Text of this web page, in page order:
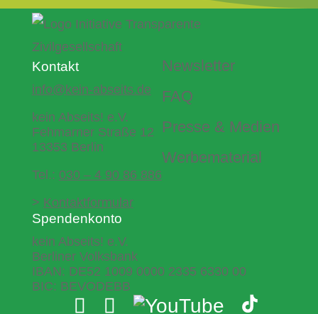
Kontakt
info@kein-abseits.de
kein Abseits! e.V.
Fehmarner Straße 12
13353 Berlin
Tel.: 030 – 4 90 86 886
> Kontaktformular
Newsletter
FAQ
Presse & Medien
Werbematerial
Spendenkonto
kein Abseits! e.V.
Berliner Volksbank
IBAN: DE52 1009 0000 2335 6330 00
BIC: BEVODEBB